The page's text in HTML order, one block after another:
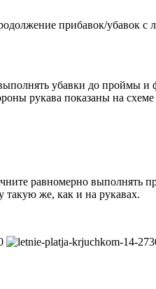
прибавок/убавок с
убавки до
рукава показаны на
равномерно выполнять
же, как и на рукавах.